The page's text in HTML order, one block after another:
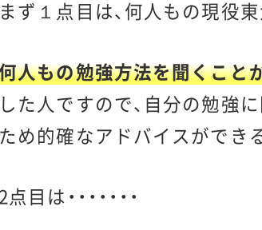
まず１点目は、何人もの現役
人もの勉強方法を聞くこと
した人ですので、自分の勉強
ため的確なアドバイスができ
2点目は・・・・・・・